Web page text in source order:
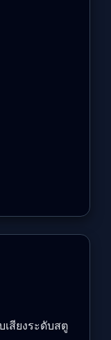
เสียงระดับสตู